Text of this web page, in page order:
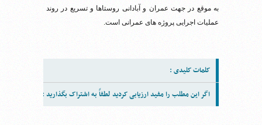
به موقع در جهت عمران و آبادانی روستاها و تسریع در روند
عملیات اجرایی پروژه های عمرانی است.
کلمات کلیدی :
اگر این مطلب را مفید ارزیابی کردید لطفاً به اشتراک بگذارید :